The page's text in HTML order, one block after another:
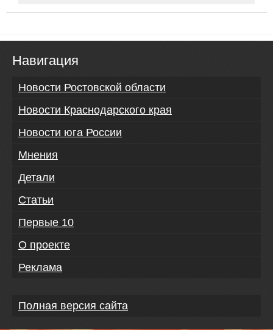
Навигация
Новости Ростовской области
Новости Краснодарского края
Новости юга России
Мнения
Детали
Статьи
Первые 10
О проекте
Реклама
Полная версия сайта